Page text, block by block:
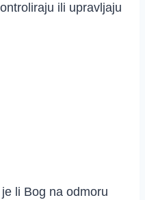
ili upravljaju
li Bog na odmoru